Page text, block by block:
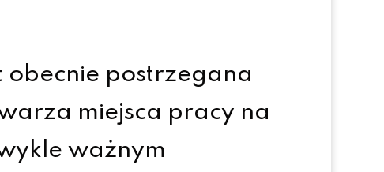
obecnie postrzegana
miejsca pracy na
ważnym